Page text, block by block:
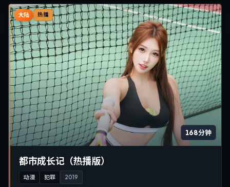
大陆 热播
168分钟
都市成长记（热播版）
动漫 犯罪 2019